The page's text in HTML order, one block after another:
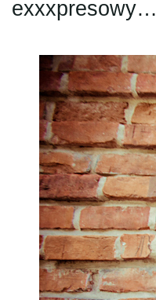
exxxpresowy…